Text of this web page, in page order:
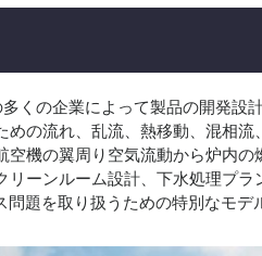
くの企業によって製品の開発設
の流れ、乱流、熱移動、混相
空機の翼周り空気流動から炉内
リーンルーム設計、下水処理プ
題を取り扱うための特別なモデ